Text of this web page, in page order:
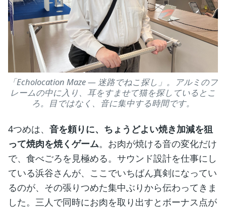
「Echolocation Maze ― 迷路でねこ探し」。アルミのフ
レームの中に入り、耳をすませて猫を探しているとこ
ろ。目ではなく、音に集中する時間です。
4つめは、 音を頼りに、ちょうどよい焼き加減を狙
って焼肉を焼くゲーム。お肉が焼ける音の変化だけ
で、食べごろを見極める。サウンド設計を仕事にし
ている浜谷さんが、ここでいちばん真剣になってい
るのが、その張りつめた集中ぶりから伝わってきま
した。三人で同時にお肉を取り出すとボーナス点が